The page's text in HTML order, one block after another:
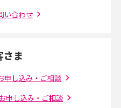
く解説！事前に準備すべきものも紹
や接続方法を解説
・デメリット、中継機との違いを解
い合わせ
さま
申し込み・ご相談
申し込み・ご相談